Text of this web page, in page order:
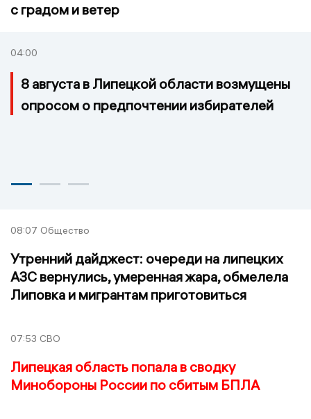
с градом и ветер
04:00
8 августа в Липецкой области возмущены
опросом о предпочтении избирателей
08:07 Общество
Утренний дайджест: очереди на липецких
АЗС вернулись, умеренная жара, обмелела
Липовка и мигрантам приготовиться
07:53 СВО
Липецкая область попала в сводку
Минобороны России по сбитым БПЛА